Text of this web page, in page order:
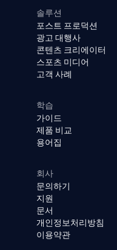
솔루션
포스트 프로덕션
광고 대행사
콘텐츠 크리에이터
스포츠 미디어
고객 사례
학습
가이드
제품 비교
용어집
회사
문의하기
지원
문서
개인정보처리방침
이용약관